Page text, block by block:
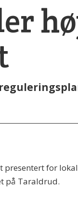
presentert for
på Taraldrud.